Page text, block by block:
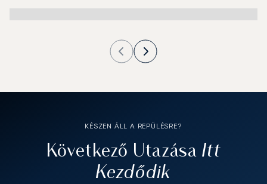
KÉSZEN ÁLL A REPÜLÉSRE?
Következő Utazása Itt
Kezdődik